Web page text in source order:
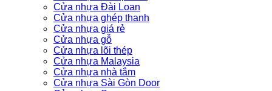
Cửa nhựa Đài Loan
Cửa nhựa ghép thanh
Cửa nhựa giá rẻ
Cửa nhựa gỗ
Cửa nhựa lõi thép
Cửa nhựa Malaysia
Cửa nhựa nhà tắm
Cửa nhựa Sài Gòn Door